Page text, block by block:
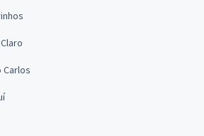
Carlos